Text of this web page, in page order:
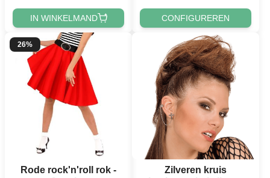
IN WINKELMAND CONFIGUREREN
26%
Rode rock'n'roll rok -
Zilveren kruis